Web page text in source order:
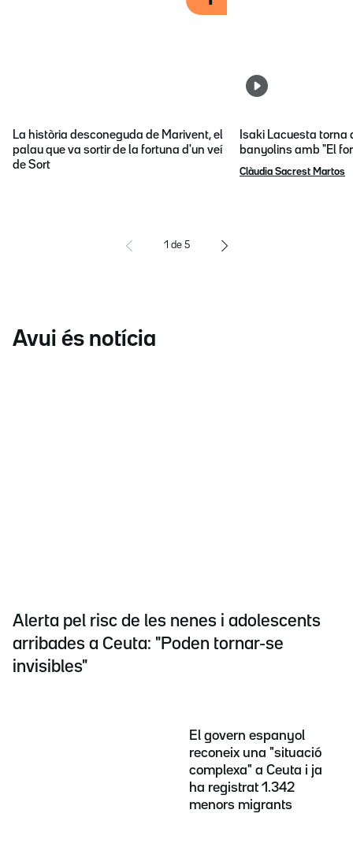
La història desconeguda de Marivent, el
palau que va sortir de la fortuna d'un veí
de Sort
Isaki Lacuesta torna
banyolins amb "El
Clàudia Sacrest Martos
1 de 5
Avui és notícia
Alerta pel risc de les nenes i adolescents
arribades a Ceuta: "Poden tornar-se
invisibles"
El govern espanyol
reconeix una "situació
complexa" a Ceuta i ja
ha registrat 1.342
menors migrants